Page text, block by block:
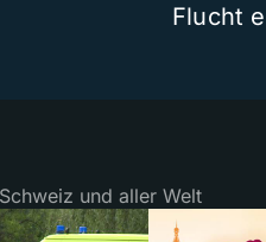
Flucht
und aller Welt